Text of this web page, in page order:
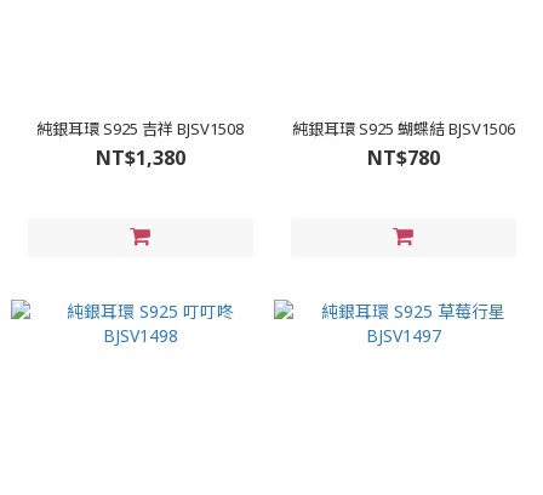
純銀耳環 S925 吉祥 BJSV1508
NT$1,380
純銀耳環 S925 蝴蝶結 BJSV1506
NT$780